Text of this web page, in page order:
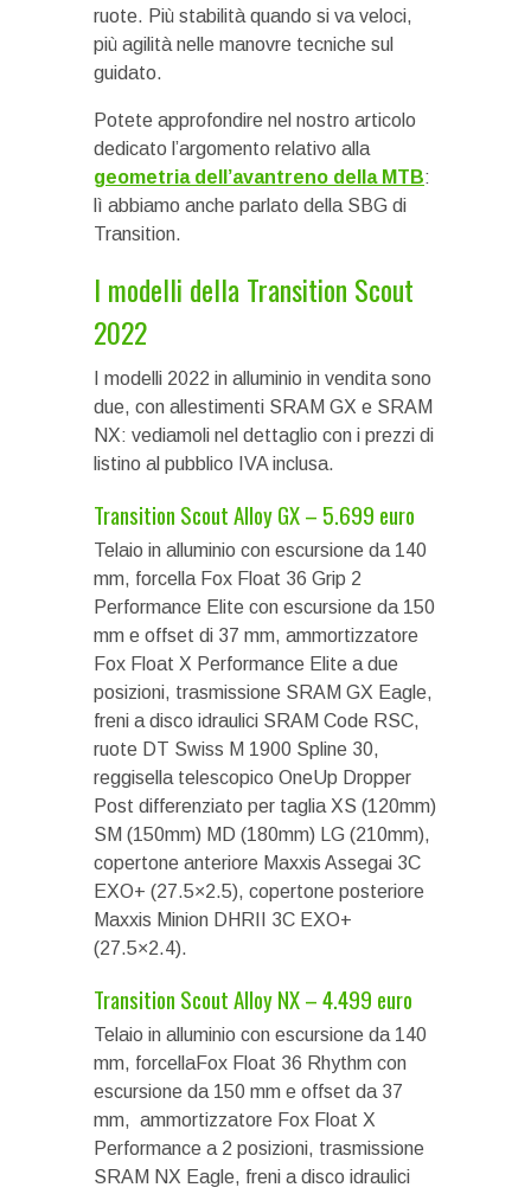
ruote. Più stabilità quando si va veloci,
più agilità nelle manovre tecniche sul
guidato.
Potete approfondire nel nostro articolo
dedicato l’argomento relativo alla
geometria dell’avantreno della MTB:
lì abbiamo anche parlato della SBG di
Transition.
I modelli della Transition Scout
2022
I modelli 2022 in alluminio in vendita sono
due, con allestimenti SRAM GX e SRAM
NX: vediamoli nel dettaglio con i prezzi di
listino al pubblico IVA inclusa.
Transition Scout Alloy GX – 5.699 euro
Telaio in alluminio con escursione da 140
mm, forcella Fox Float 36 Grip 2
Performance Elite con escursione da 150
mm e offset di 37 mm, ammortizzatore
Fox Float X Performance Elite a due
posizioni, trasmissione SRAM GX Eagle,
freni a disco idraulici SRAM Code RSC,
ruote DT Swiss M 1900 Spline 30,
reggisella telescopico OneUp Dropper
Post differenziato per taglia XS (120mm)
SM (150mm) MD (180mm) LG (210mm),
copertone anteriore Maxxis Assegai 3C
EXO+ (27.5×2.5), copertone posteriore
Maxxis Minion DHRII 3C EXO+
(27.5×2.4).
Transition Scout Alloy NX – 4.499 euro
Telaio in alluminio con escursione da 140
mm, forcellaFox Float 36 Rhythm con
escursione da 150 mm e offset da 37
mm, ammortizzatore Fox Float X
Performance a 2 posizioni, trasmissione
SRAM NX Eagle, freni a disco idraulici